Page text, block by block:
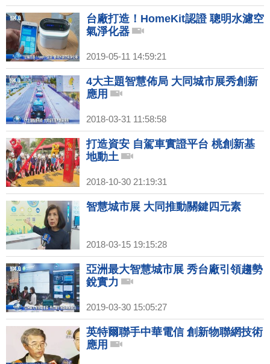
台廠打造！HomeKit認證 聰明水濾空
氣淨化器
2019-05-11 14:59:21
4大主題智慧佈局 大同城市展秀創新
應用
2018-03-31 11:58:58
打造資安 自駕車實證平台 桃創新基
地動土
2018-10-30 21:19:31
智慧城市展 大同推動關鍵四元素
2018-03-15 19:15:28
亞洲最大智慧城市展 秀台廠引領趨勢
銳實力
2019-03-30 15:05:27
英特爾聯手中華電信 創新物聯網技術
應用